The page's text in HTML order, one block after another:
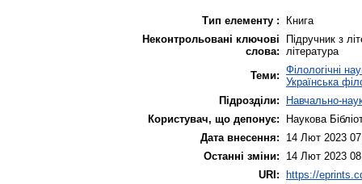
Тип елементу :
Книга
Неконтрольовані ключові
слова:
Підручник з
література
Теми: Філологічні
Українська
Підрозділи:
Навчально-
Користувач, що депонує:
Наукова
Дата внесення:
14 Лют 2023
Останні зміни:
14 Лют 2023
URI: https://